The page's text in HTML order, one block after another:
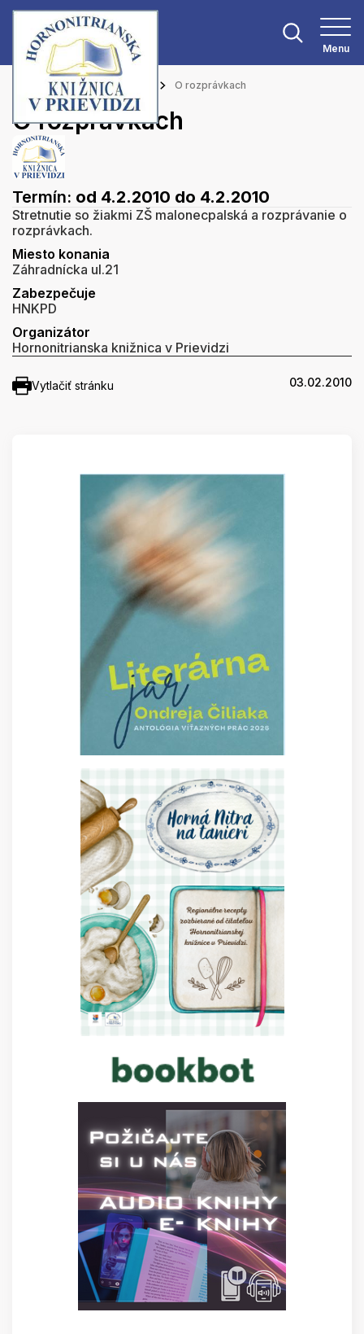
Menu
Hlavná stránka Podujatia O rozprávkach
O rozprávkach
Termín: od 4.2.2010 do 4.2.2010
Stretnutie so žiakmi ZŠ malonecpalská a rozprávanie o
rozprávkach.
Miesto konania
Záhradnícka ul.21
Zabezpečuje
HNKPD
Organizátor
Hornonitrianska knižnica v Prievidzi
Vytlačiť stránku 03.02.2010